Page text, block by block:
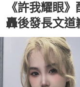
《許我耀眼
轟後發長文道